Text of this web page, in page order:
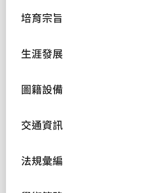
培育宗旨
生涯發展
圖籍設備
交通資訊
法規彙編